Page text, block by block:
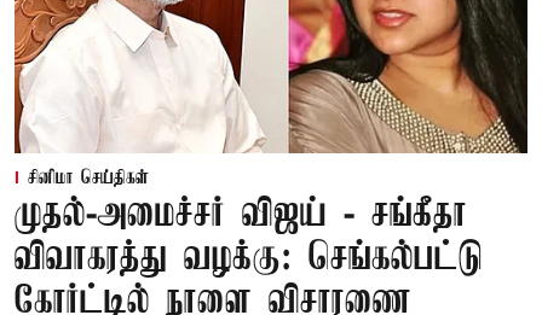
சினிமா செய்திகள்
முதல்-அமைச்சர் விஜய் - சங்கீதா
விவாகரத்து வழக்கு: செங்கல்பட்டு
கோர்ட்டில் நாளை விசாரணை